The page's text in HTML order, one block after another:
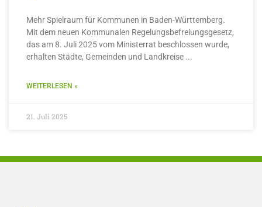
Mehr Spielraum für Kommunen in Baden-Württemberg.
Mit dem neuen Kommunalen Regelungsbefreiungsgesetz,
das am 8. Juli 2025 vom Ministerrat beschlossen wurde,
erhalten Städte, Gemeinden und Landkreise
WEITERLESEN »
21. Juli 2025